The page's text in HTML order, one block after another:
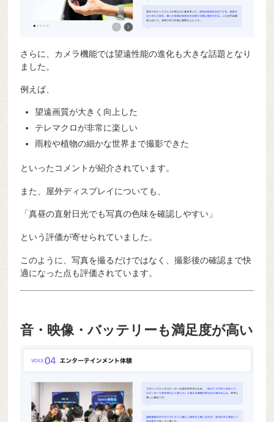
さらに、カメラ機能では望遠性能の進化も大きな話題となり
ました。
例えば、
望遠画質が大きく向上した
テレマクロが非常に楽しい
雨粒や植物の細かな世界まで撮影できた
といったコメントが紹介されています。
また、屋外ディスプレイについても、
「真昼の直射日光でも写真の色味を確認しやすい」
という評価が寄せられていました。
このように、写真を撮るだけではなく、撮影後の確認まで快
適になった点も評価されています。
音・映像・バッテリーも満足度が高い